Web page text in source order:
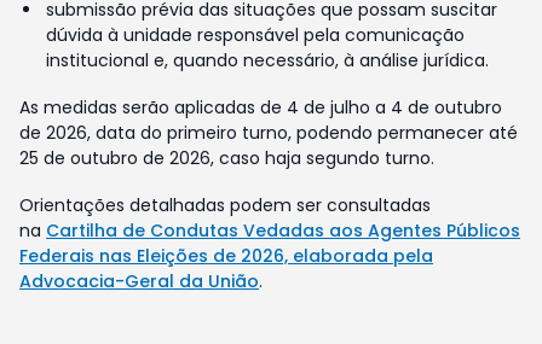
submissão prévia das situações que possam suscitar
dúvida à unidade responsável pela comunicação
institucional e, quando necessário, à análise jurídica.
As medidas serão aplicadas de 4 de julho a 4 de outubro
de 2026, data do primeiro turno, podendo permanecer até
25 de outubro de 2026, caso haja segundo turno.
Orientações detalhadas podem ser consultadas
na Cartilha de Condutas Vedadas aos Agentes Públicos
Federais nas Eleições de 2026, elaborada pela
Advocacia-Geral da União.